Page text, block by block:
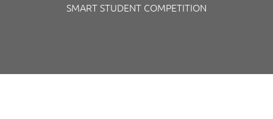
SMART STUDENT COMPETITION